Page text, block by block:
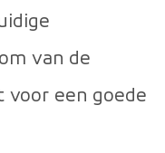
van de
voor een goede